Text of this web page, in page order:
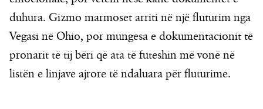
duhura. Gizmo marmoset arriti në një fluturim nga
Vegasi në Ohio, por mungesa e dokumentacionit të
pronarit të tij bëri që ata të futeshin më vonë në
listën e linjave ajrore të ndaluara për fluturime.